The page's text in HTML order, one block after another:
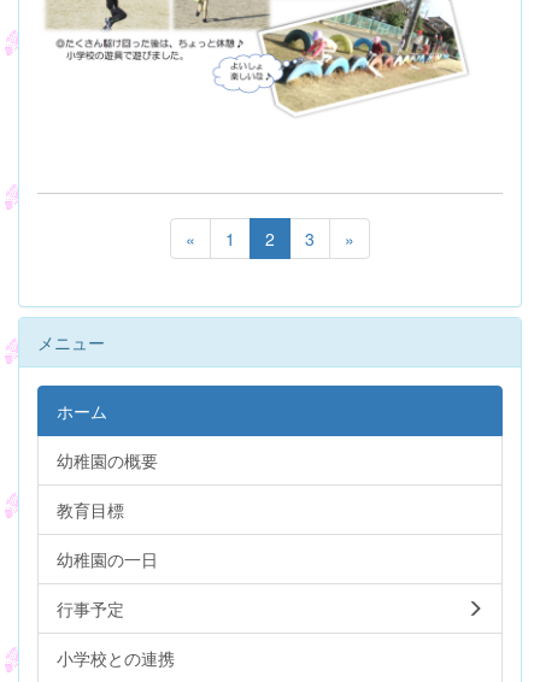
« 1 2 3 »
メニュー
ホーム
幼稚園の概要
教育目標
幼稚園の一日
行事予定
小学校との連携